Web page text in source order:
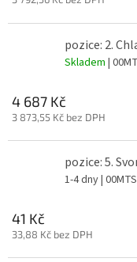
pozice: 2.
Skladem |
4 687 Kč
3 873,55 Kč bez DPH
pozice: 5.
1-4 dny|
41 Kč
33,88 Kč bez DPH